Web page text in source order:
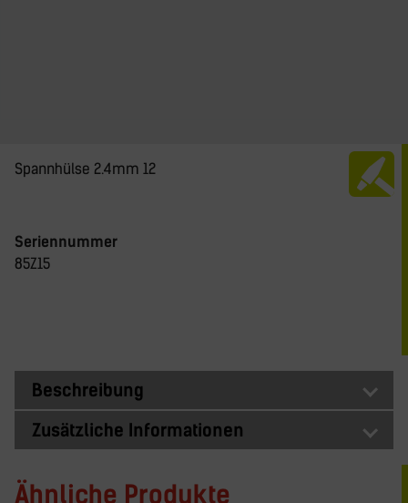
Spannhülse 2.4mm 12
Seriennummer
85Z15
Beschreibung
Zusätzliche Informationen
Ähnliche Produkte